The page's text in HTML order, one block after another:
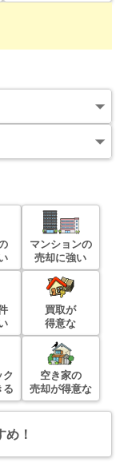
年
:211 ㎡
2021年3月
年
:165㎡
マンションの
売却に強い
買取が
得意な
ク
る
空き家の
売却が得意な
め！